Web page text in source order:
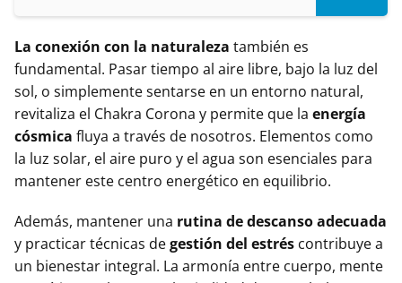
La conexión con la naturaleza también es
fundamental. Pasar tiempo al aire libre, bajo la luz del
sol, o simplemente sentarse en un entorno natural,
revitaliza el Chakra Corona y permite que la energía
cósmica fluya a través de nosotros. Elementos como
la luz solar, el aire puro y el agua son esenciales para
mantener este centro energético en equilibrio.
Además, mantener una rutina de descanso adecuada
y practicar técnicas degestión del estrés contribuye a
un bienestar integral. La armonía entre cuerpo, mente